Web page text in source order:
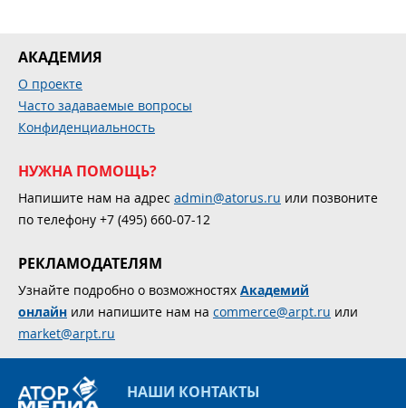
АКАДЕМИЯ
О проекте
Часто задаваемые вопросы
Конфиденциальность
НУЖНА ПОМОЩЬ?
Напишите нам на адрес admin@atorus.ru или позвоните
по телефону +7 (495) 660-07-12
РЕКЛАМОДАТЕЛЯМ
Узнайте подробно о возможностях Академий
онлайн или напишите нам на commerce@arpt.ru или
market@arpt.ru
НАШИ КОНТАКТЫ